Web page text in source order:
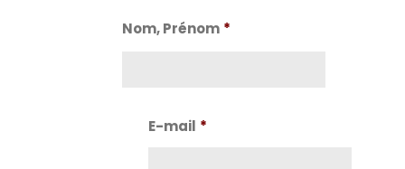
Nom, Prénom *
E-mail *